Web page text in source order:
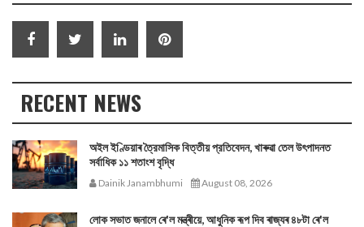
RECENT NEWS
অইল ইণ্ডিয়াৰ ত্রৈমাসিক বিত্তীয় প্রতিবেদন, খাৰুৱা তেল উৎপাদনত
সর্বাধিক ১১ শতাংশ বৃদ্ধি
Dainik Janambhumi August 08, 2026
লোক সভাত জনালে ৰে'ল মন্ত্ৰীয়ে, আধুনিক ৰূপ দিব ৰাজ্যৰ ৪৮টা ৰে'ল